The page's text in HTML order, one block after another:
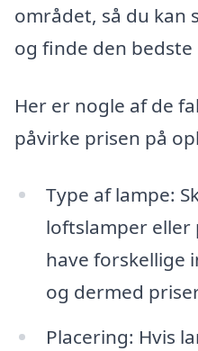
området, så du kan
og finde den
Her er nogle af de
påvirke prisen på
Type af lampe:
loftslamper eller
have forskellige
og dermed
Placering: Hvis